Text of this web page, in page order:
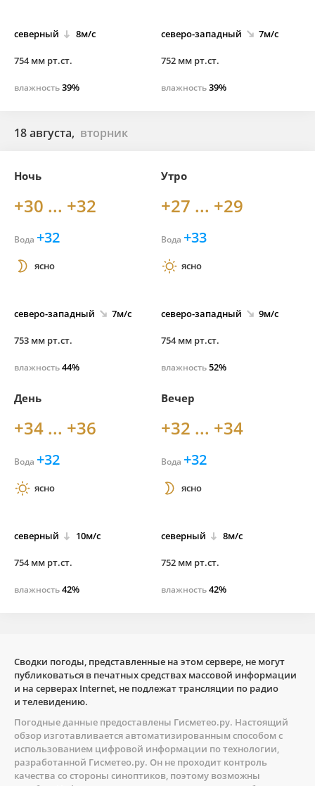
северный 8м/с
754 мм рт.ст.
влажность39%
северо-западный 7м/с
752 мм рт.ст.
влажность39%
18 августа, вторник
Ночь
+30 ... +32
Вода +32
ясно
северо-западный 7м/с
753 мм рт.ст.
влажность44%
Утро
+27 ... +29
Вода +33
ясно
северо-западный 9м/с
754 мм рт.ст.
влажность52%
День
+34 ... +36
Вода +32
ясно
северный 10м/с
754 мм рт.ст.
влажность42%
Вечер
+32 ... +34
Вода +32
ясно
северный 8м/с
752 мм рт.ст.
влажность42%
Сводки погоды, представленные на этом сервере, не могут
публиковаться в печатных средствах массовой информации
и на серверах Internet, не подлежат трансляции по радио
и телевидению.
Погодные данные предоставлены Гисметео.ру. Настоящий
обзор изготавливается автоматизированным способом с
использованием цифровой информации по технологии,
разработанной Гисметео.ру. Он не проходит контроль
качества со стороны синоптиков, поэтому возможны